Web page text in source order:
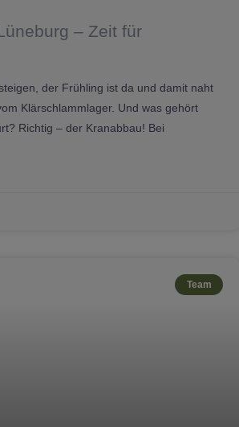
– Zeit für
der Frühling ist da und damit naht
Klärschlammlager. Und was gehört
Richtig – der Kranabbau! Bei
Team